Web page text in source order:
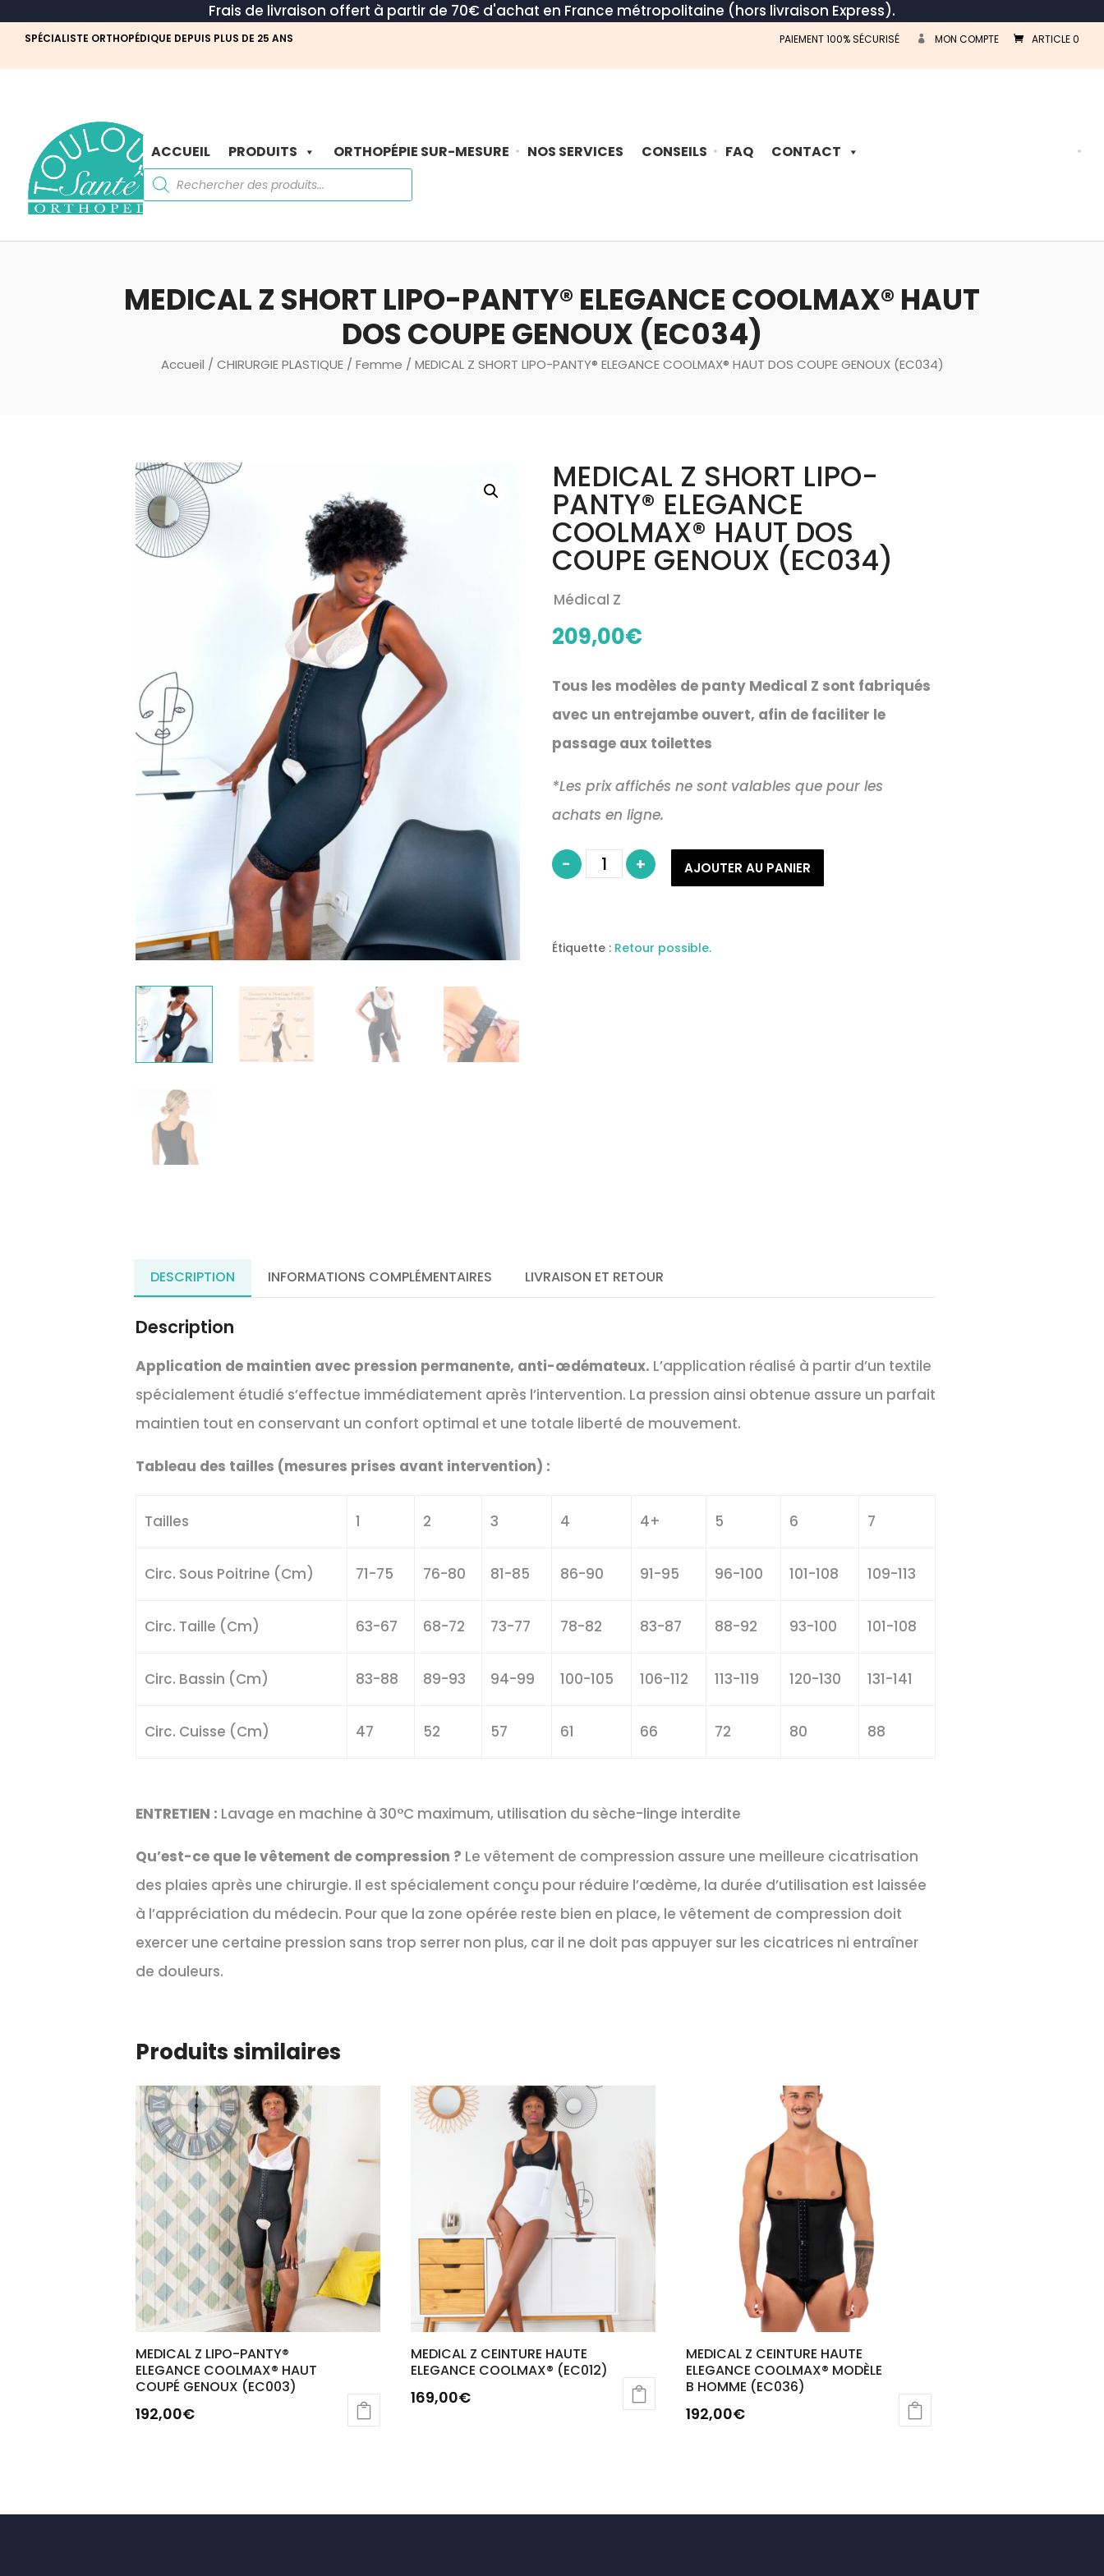
Frais de livraison offert à partir de 70€ d'achat en France métropolitaine (hors livraison Express).
SPÉCIALISTE ORTHOPÉDIQUE DEPUIS PLUS DE 25 ANS PAIEMENT 100% SÉCURISÉ MON COMPTE ARTICLE 0
ACCUEIL PRODUITS ORTHOPÉPIE SUR-MESURE NOS SERVICES CONSEILS FAQ CONTACT
Recherche
de
produits
Recherche
MEDICAL Z SHORT LIPO-PANTY® ELEGANCE COOLMAX® HAUT
DOS COUPE GENOUX (EC034)
Accueil / CHIRURGIE PLASTIQUE/ Femme / MEDICAL Z SHORT LIPO-PANTY® ELEGANCE COOLMAX® HAUT DOS COUPE GENOUX (EC034)
MEDICAL Z SHORT LIPO-
PANTY® ELEGANCE
COOLMAX® HAUT DOS
COUPE GENOUX (EC034)
Médical Z
209,00€
Tous les modèles de panty Medical Z sont fabriqués
avec un entrejambe ouvert, afin de faciliter le
passage aux toilettes
*Les prix affichés ne sont valables que pour les
achats en ligne.
- quantité
MEDICAL
PANTY®
ELEGANCE
+ AJOUTER AU PANIER
Étiquette : Retour possible.
DESCRIPTION INFORMATIONS COMPLÉMENTAIRES LIVRAISON ET RETOUR
Description
Application de maintien avec pression permanente, anti-œdémateux. L’application réalisé à partir d’un textile
spécialement étudié s’effectue immédiatement après l’intervention. La pression ainsi obtenue assure un parfait
maintien tout en conservant un confort optimal et une totale liberté de mouvement.
Tableau des tailles (mesures prises avant intervention) :
Tailles 1 2 3 4 4+ 5 6 7
Circ. Sous Poitrine (Cm) 71-75 76-80 81-85 86-90 91-95 96-100 101-108 109-113
Circ. Taille (Cm) 63-67 68-72 73-77 78-82 83-87 88-92 93-100 101-108
Circ. Bassin (Cm) 83-88 89-93 94-99 100-105 106-112 113-119 120-130 131-141
Circ. Cuisse (Cm) 47 52 57 61 66 72 80 88
ENTRETIEN : Lavage en machine à 30°C maximum, utilisation du sèche-linge interdite
Qu’est-ce que le vêtement de compression ? Le vêtement de compression assure une meilleure cicatrisation
des plaies après une chirurgie. Il est spécialement conçu pour réduire l’œdème, la durée d’utilisation est laissée
à l’appréciation du médecin. Pour que la zone opérée reste bien en place, le vêtement de compression doit
exercer une certaine pression sans trop serrer non plus, car il ne doit pas appuyer sur les cicatrices ni entraîner
de douleurs.
Produits similaires
MEDICAL Z LIPO-PANTY®
ELEGANCE COOLMAX® HAUT
COUPÉ GENOUX (EC003)
192,00€
MEDICAL Z CEINTURE HAUTE
ELEGANCE COOLMAX® (EC012)
169,00€
MEDICAL Z CEINTURE HAUTE
ELEGANCE COOLMAX® MODÈLE
B HOMME (EC036)
192,00€